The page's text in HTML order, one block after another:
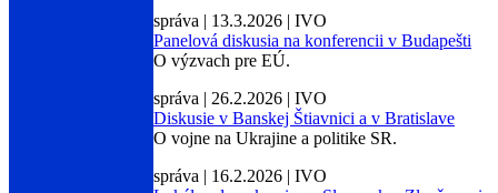
správa | 13.3.2026 | IVO
Panelová diskusia na konferencii v Budapešti
O výzvach pre EÚ.
správa | 26.2.2026 | IVO
Diskusie v Banskej Štiavnici a v Bratislave
O vojne na Ukrajine a politike SR.
správa | 16.2.2026 | IVO